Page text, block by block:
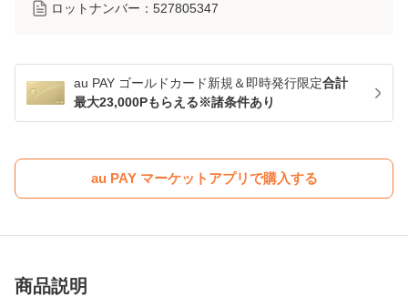
ロットナンバー： 527805347
au PAY ゴールドカード新規＆即時発行限定合計
最大23,000Pもらえる※諸条件あり
au PAY マーケットアプリで購入する
商品説明